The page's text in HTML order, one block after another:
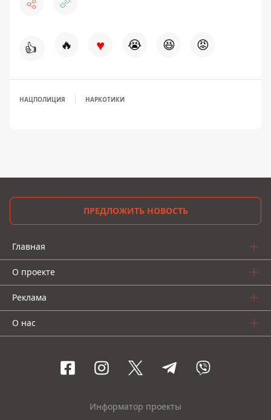
👍 🔥 ♥ 😭 😆 😡
НАЦПОЛИЦИЯ НАРКОТИКИ
ПРЕДЛОЖИТЬ НОВОСТЬ
Главная
О проекте
Реклама
О нас
Информатор проекты